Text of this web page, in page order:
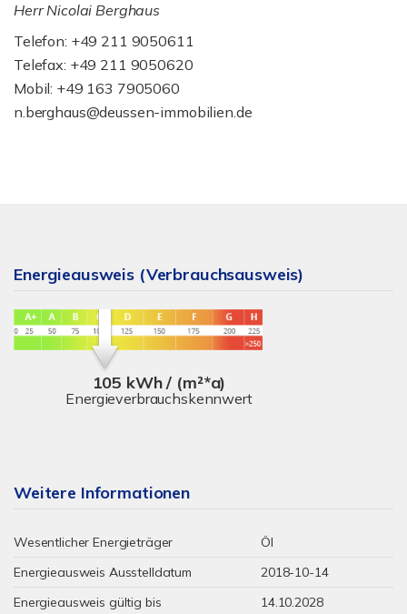
Herr Nicolai Berghaus
Telefon: +49 211 9050611
Telefax: +49 211 9050620
Mobil: +49 163 7905060
n.berghaus@deussen-immobilien.de
Energieausweis (Verbrauchsausweis)
105 kWh / (m²*a)
Energieverbrauchskennwert
Weitere Informationen
Wesentlicher Energieträger
Öl
Energieausweis Ausstelldatum
2018-10-14
Energieausweis gültig bis
14.10.2028